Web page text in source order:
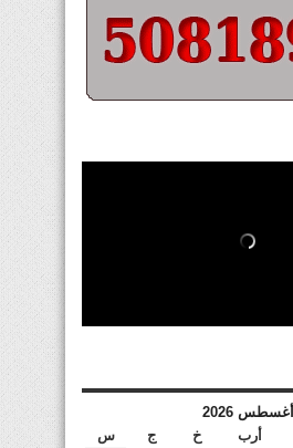
أغسطس 2026
أرب خ ج
س